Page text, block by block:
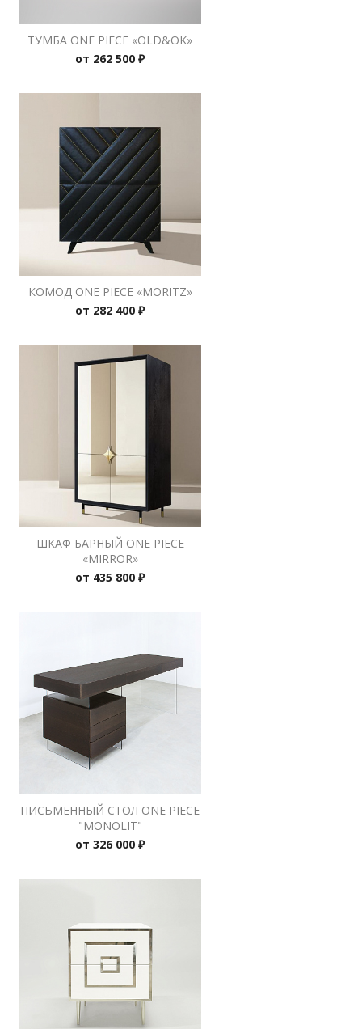
ТУМБА ONE PIECE «OLD&OK»
от 262 500 ₽
КОМОД ONE PIECE «MORITZ»
от 282 400 ₽
ШКАФ БАРНЫЙ ONE PIECE
«MIRROR»
от 435 800 ₽
ПИСЬМЕННЫЙ СТОЛ ONE PIECE
"MONOLIT"
от 326 000 ₽